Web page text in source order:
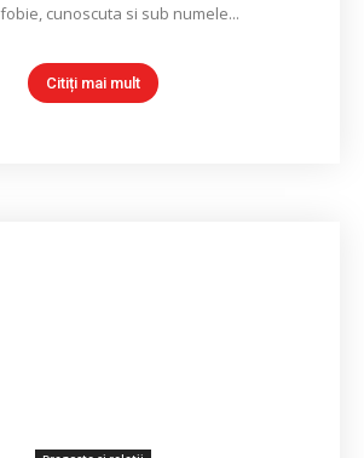
cunoscuta si sub numele...
Citiți mai mult